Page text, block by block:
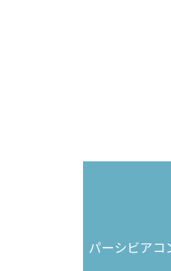
パーシビアコ